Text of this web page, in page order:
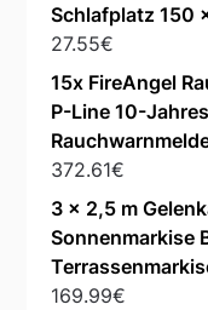
Schlafplatz 150
27.55€
15x FireAngel
P-Line 10-
372.61€
3 x 2,5 m
Sonnenmarkise
169.99€